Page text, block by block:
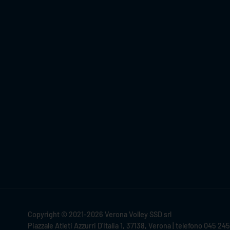
Copyright © 2021-2026 Verona Volley SSD srl
Piazzale Atleti Azzurri D'Italia 1, 37138, Verona | telefono 045